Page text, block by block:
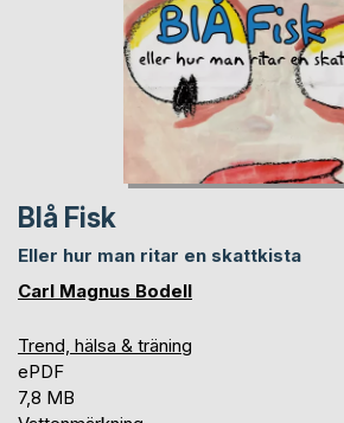
to
the
end
of
the
images
gallery
to
the
beginning
of
the
images
gallery
Blå Fisk
Eller hur man ritar en skattkista
Carl Magnus Bodell
Trend, hälsa & träning
ePDF
7,8 MB